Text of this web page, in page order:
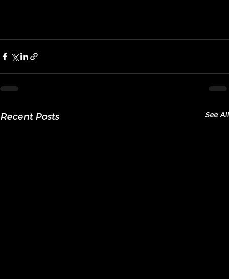
Recent Posts See All